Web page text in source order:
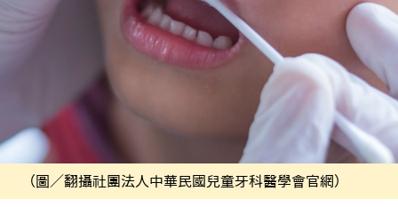
（圖／翻攝社團法人中華民國兒童牙科醫學會官網）